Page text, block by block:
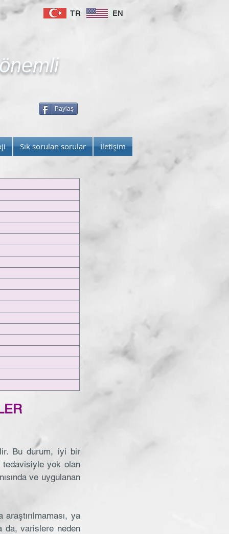
TR EN
Paylaş
Sık sorulan sorular İletişim
Bu durum, iyi bir
yok olan
ve uygulanan
ya
da, varislere neden